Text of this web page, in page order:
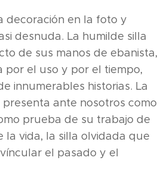
decoración en la foto y
desnuda. La humilde silla
de sus manos de ebanista,
por el uso y por el tiempo,
innumerables historias. La
presenta ante nosotros como
prueba de su trabajo de
la vida, la silla olvidada que
el pasado y el